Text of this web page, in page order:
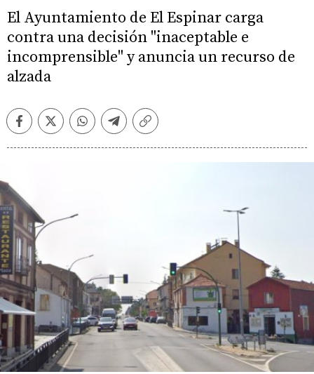
El Ayuntamiento de El Espinar carga
contra una decisión "inaceptable e
incomprensible" y anuncia un recurso de
alzada
FacebookTwitterWhatsappTelegramCopiar